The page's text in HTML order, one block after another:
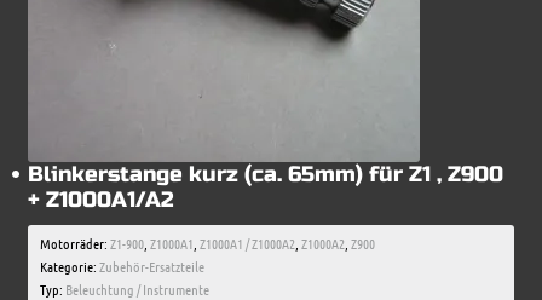
Blinkerstange kurz (ca. 65mm) für Z1 , Z900
+ Z1000A1/A2
Motorräder:Z1-900, Z1000A1 Z1000A1 / Z1000A2 Z1000A2 Z900
Kategorie:Zubehör-Ersatzteile
Typ: Beleuchtung / Instrumente